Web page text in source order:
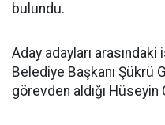
bulundu.
Aday adayları
Belediye Başkanı Şükrü
görevden aldığı Hüseyin